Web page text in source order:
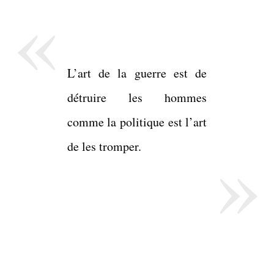
L’art de la guerre est de
détruire les hommes
comme la politique est l’art
de les tromper.